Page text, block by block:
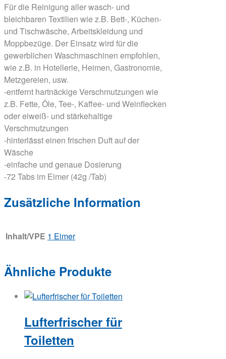
Für die Reinigung aller wasch- und
bleichbaren Textilien wie z.B. Bett-, Küchen-
und Tischwäsche, Arbeitskleidung und
Moppbezüge. Der Einsatz wird für die
gewerblichen Waschmaschinen empfohlen,
wie z.B. in Hotellerie, Heimen, Gastronomie,
Metzgereien, usw.
-entfernt hartnäckige Verschmutzungen wie
z.B. Fette, Öle, Tee-, Kaffee- und Weinflecken
oder eiweiß- und stärkehaltige
Verschmutzungen
-hinterlässt einen frischen Duft auf der
Wäsche
-einfache und genaue Dosierung
-72 Tabs im Eimer (42g /Tab)
Zusätzliche Information
Inhalt/VPE 1 Eimer
Ähnliche Produkte
Lufterfrischer für
Toiletten